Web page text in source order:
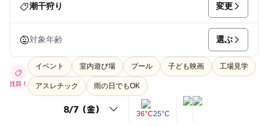
潮干狩り 変更
対象年齢 選ぶ
注目！
イベント 室内遊び場 プール 子ども映画 工場見学
アスレチック 雨の日でもOK
36°C25°C